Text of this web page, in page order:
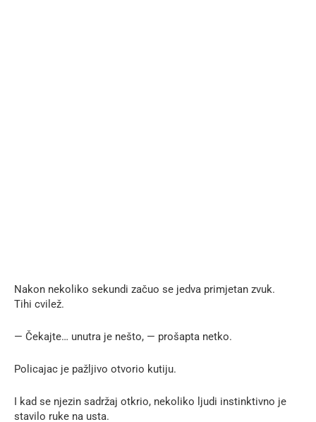
Nakon nekoliko sekundi začuo se jedva primjetan zvuk.
Tihi cvilež.
— Čekajte… unutra je nešto, — prošapta netko.
Policajac je pažljivo otvorio kutiju.
I kad se njezin sadržaj otkrio, nekoliko ljudi instinktivno je
stavilo ruke na usta.